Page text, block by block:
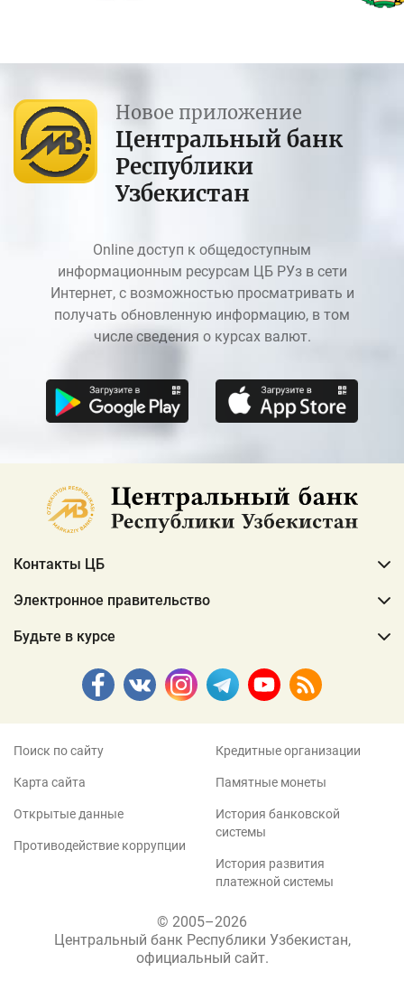
Новое приложение
Центральный банк
Республики
Узбекистан
Online доступ к общедоступным
информационным ресурсам ЦБ РУз в сети
Интернет, с возможностью просматривать и
получать обновленную информацию, в том
числе сведения о курсах валют.
Контакты ЦБ
Электронное правительство
Будьте в курсе
Поиск по сайту
Карта сайта
Открытые данные
Противодействие коррупции
Кредитные организации
Памятные монеты
История банковской
системы
История развития
платежной системы
© 2005–2026
Центральный банк Республики Узбекистан,
официальный сайт.